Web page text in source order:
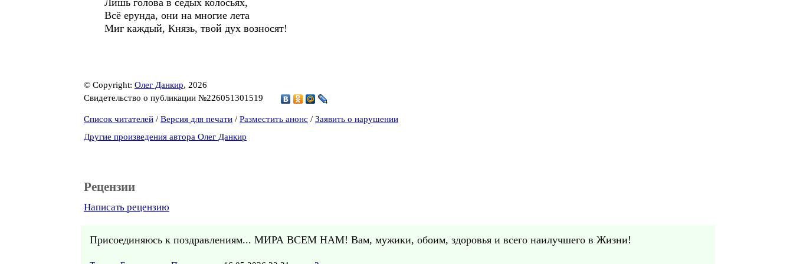
Лишь голова в седых колосьях,
Всё ерунда, они на многие лета
Миг каждый, Князь, твой дух возносят!
© Copyright: Олег Данкир, 2026
Свидетельство о публикации №226051301519
Список читателей / Версия для печати / Разместить анонс / Заявить о нарушении
Другие произведения автора Олег Данкир
Рецензии
Написать рецензию
Присоединяюсь к поздравлениям... МИРА ВСЕМ НАМ! Вам, мужики, обоим, здоровья и всего наилучшего в Жизни!